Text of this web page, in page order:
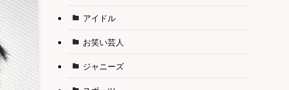
アイドル
お笑い芸人
ジャニーズ